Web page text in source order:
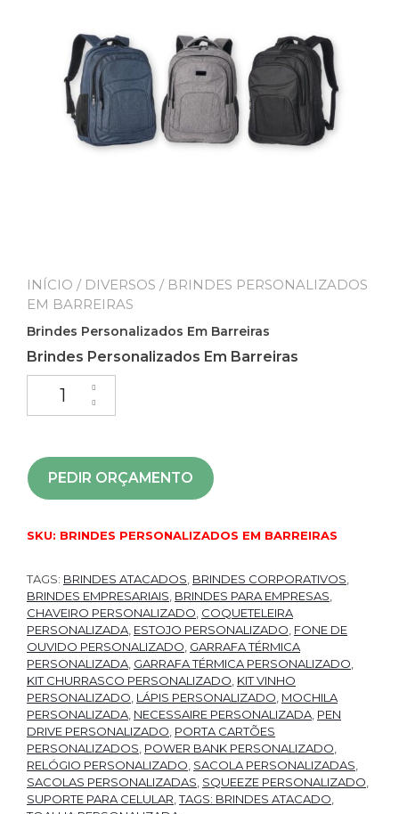
INÍCIO / DIVERSOS / BRINDES PERSONALIZADOS
EM BARREIRAS
Brindes Personalizados Em Barreiras
Brindes Personalizados Em Barreiras
PEDIR ORÇAMENTO
SKU: BRINDES PERSONALIZADOS EM BARREIRAS
TAGS: BRINDES ATACADOS BRINDES CORPORATIVOS
BRINDES EMPRESARIAIS BRINDES PARA EMPRESAS
CHAVEIRO PERSONALIZADO COQUETELEIRA
PERSONALIZADA ESTOJO PERSONALIZADO FONE DE
OUVIDO PERSONALIZADO GARRAFA TÉRMICA
PERSONALIZADA GARRAFA TÉRMICA PERSONALIZADO
KIT CHURRASCO PERSONALIZADO KIT VINHO
PERSONALIZADO LÁPIS PERSONALIZADO MOCHILA
PERSONALIZADA NECESSAIRE PERSONALIZADA PEN
DRIVE PERSONALIZADO PORTA CARTÕES
PERSONALIZADOS POWER BANK PERSONALIZADO
RELÓGIO PERSONALIZADO SACOLA PERSONALIZADAS
SACOLAS PERSONALIZADAS SQUEEZE PERSONALIZADO
SUPORTE PARA CELULAR ,TAGS: BRINDES ATACADO